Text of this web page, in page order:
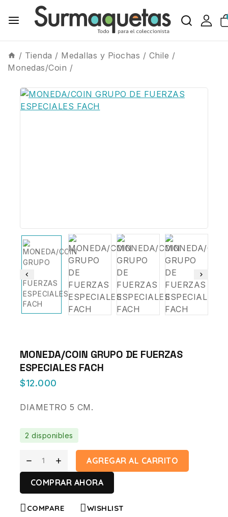
/ Tienda / Medallas y Piochas / Chile /
Monedas/Coin /
MONEDA/COIN GRUPO DE FUERZAS
ESPECIALES FACH
$12.000
DIAMETRO 5 CM.
2 disponibles
AGREGAR AL CARRITO
COMPRAR AHORA
COMPARE
WISHLIST